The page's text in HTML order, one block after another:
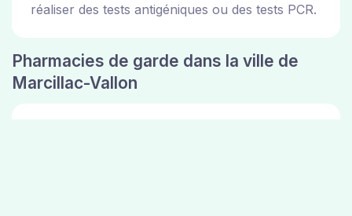
réaliser des tests antigéniques ou des tests PCR.
Pharmacies de garde dans la ville de
Marcillac-Vallon